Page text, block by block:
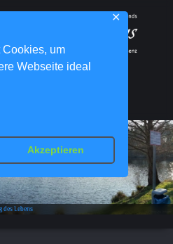
Cookies, um
Webseite ideal
Akzeptieren
✕
des Lebens
des Lebens